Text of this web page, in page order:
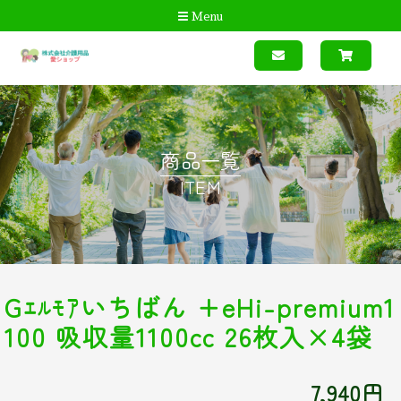
Menu
商品一覧
ITEM
Gｴﾙﾓｱいちばん +eHi-premium1
100 吸収量1100cc 26枚入×4袋
7,940円